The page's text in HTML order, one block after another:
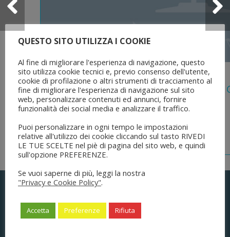
5 Agosto 2026
Legge 28 Luglio 2026 N. 137 “delega
Dell’ordinamento Forense”
QUESTO SITO UTILIZZA I COOKIE
Al fine di migliorare l'esperienza di navigazione, questo
sito utilizza cookie tecnici e, previo consenso dell'utente,
cookie di profilazione o altri strumenti di tracciamento al
fine di migliorare l'esperienza di navigazione sul sito
web, personalizzare contenuti ed annunci, fornire
funzionalità dei social media e analizzare il traffico.
Puoi personalizzare in ogni tempo le impostazioni
relative all'utilizzo dei cookie cliccando sul tasto RIVEDI
LE TUE SCELTE nel piè di pagina del sito web, e quindi
sull'opzione PREFERENZE.
Se vuoi saperne di più, leggi la nostra
"Privacy e Cookie Policy".
Accetta Preferenze Rifiuta